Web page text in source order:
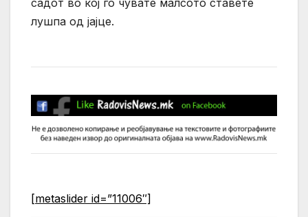
лушпа од јајце.
[metaslider id=”11006″]